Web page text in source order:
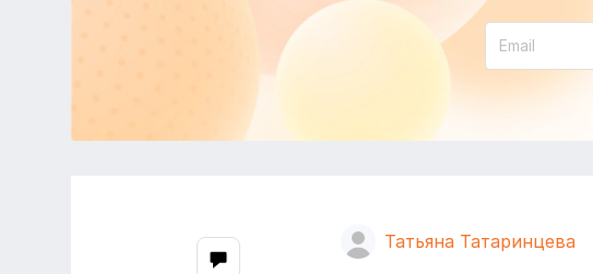
Татьяна Татаринцева